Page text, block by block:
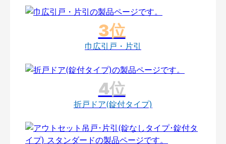
巾広引戸・片引
折戸ドア(錠付タイプ)